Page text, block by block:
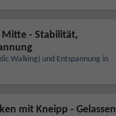
Mitte - Stabilität,
Walking) und Entspannung in
mit Kneipp - Gelassen